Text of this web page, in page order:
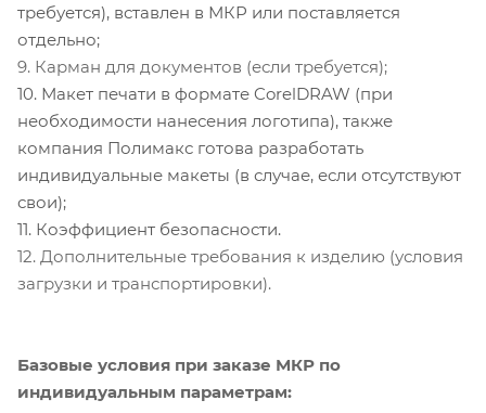
требуется), вставлен в МКР или поставляется
отдельно;
9. Карман для документов (если требуется);
10. Макет печати в формате CorelDRAW (при
необходимости нанесения логотипа), также
компания Полимакс готова разработать
индивидуальные макеты (в случае, если отсутствуют
свои);
11. Коэффициент безопасности.
12. Дополнительные требования к изделию (условия
загрузки и транспортировки).
Базовые условия при заказе МКР по
индивидуальным параметрам: